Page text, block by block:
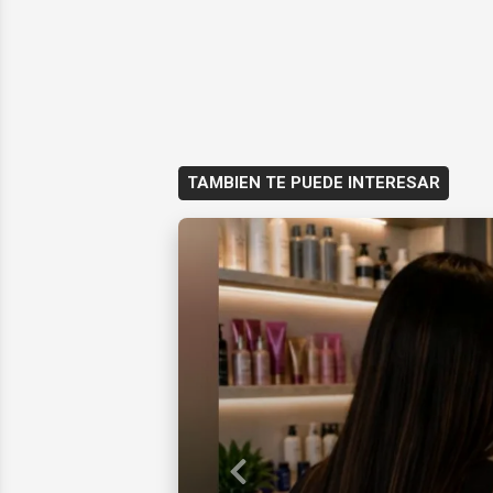
TAMBIEN TE PUEDE INTERESAR
Previous